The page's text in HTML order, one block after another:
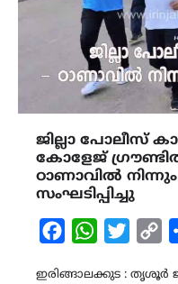
ജില്ലാ പോലീസ്
കോളേജ്
ഠാണാവില്‍
സംഘടിപ്പിച്ചു
FacebookWhatsAppTwitter
ഇരിങ്ങാലക്കുട : തൃശൂർ